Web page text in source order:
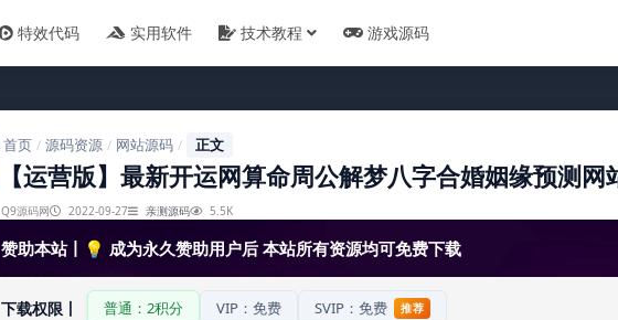
特效代码 实用软件 技术教程 游戏源码
首页 / 源码资源 / 网站源码 / 正文
【运营版】最新开运网算命周公解梦八字合婚姻缘预测
Q9源码网 2022-09-27 亲测源码 5.5K
赞助本站丨💡 成为永久赞助用户后 本站所有资源均可免费下载
下载权限丨 普通：2积分 VIP：免费 SVIP：免费 推荐